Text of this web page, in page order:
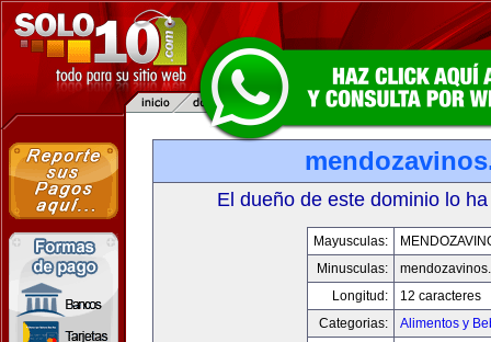
El dueño de este dominio lo
Mayusculas:
Minusculas:
Longitud:
12 caracteres
Categorias:
Alimentos y